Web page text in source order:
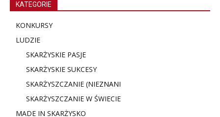
KATEGORIE
KONKURSY
LUDZIE
SKARŻYSKIE PASJE
SKARŻYSKIE SUKCESY
SKARŻYSZCZANIE (NIEZNANI
SKARŻYSZCZANIE W ŚWIECIE
MADE IN SKARŻYSKO